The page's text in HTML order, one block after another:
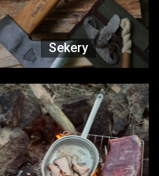
Sekery